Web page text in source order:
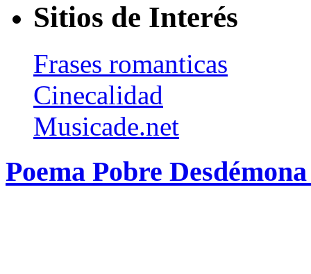
Sitios de Interés
Frases romanticas
Cinecalidad
Musicade.net
Poema Pobre